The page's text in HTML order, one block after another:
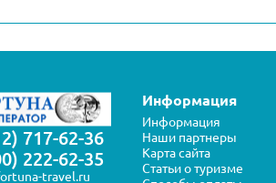
717-62-36
222-62-35
travel.ru
Информация
Информация
Наши партнеры
Карта сайта
Статьи о туризме